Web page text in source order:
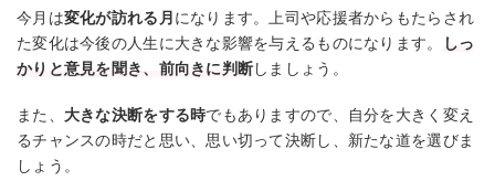
今月は変化が訪れる月 になります。上司や応援者からもたらされ
た変化は今後の人生に大きな影響を与えるものになります。
しっ
かりと意見を聞き、前向きに判断しましょう。
また、 大きな決断をする時でもありますので、自分を大きく変え
るチャンスの時だと思い、思い切って決断し、新たな道を選びま
しょう。